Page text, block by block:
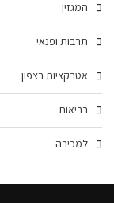
המגזין
תרבות ופנאי
אטרקציות בצפון
בריאות
למכירה